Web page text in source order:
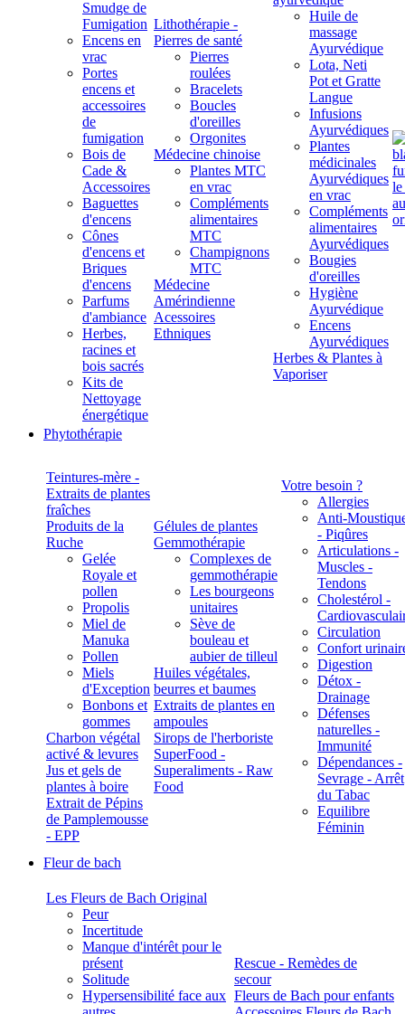
Smudge de
Fumigation
Encens en
vrac
Portes
encens et
accessoires
de
fumigation
Bois de
Cade &
Accessoires
Baguettes
d'encens
Cônes
d'encens et
Briques
d'encens
Parfums
d'ambiance
Herbes,
racines et
bois sacrés
Kits de
Nettoyage
énergétique
Lithothérapie -
Pierres de santé
Pierres
roulées
Bracelets
Boucles
d'oreilles
Orgonites
Médecine chinoise
Plantes MTC
en vrac
Compléments
alimentaires
MTC
Champignons
MTC
Médecine
Amérindienne
Acessoires
Ethniques
Huile de
massage
Ayurvédique
Lota, Neti
Pot et Gratte
Langue
Infusions
Ayurvédiques
Plantes
médicinales
Ayurvédiques
en vrac
Compléments
alimentaires
Ayurvédiques
Bougies
d'oreilles
Hygiène
Ayurvédique
Encens
Ayurvédiques
Herbes & Plantes à
Vaporiser
Phytothérapie
Teintures-mère -
Extraits de plantes
fraîches
Produits de la
Ruche
Gelée
Royale et
pollen
Propolis
Miel de
Manuka
Pollen
Miels
d'Exception
Bonbons et
gommes
Charbon végétal
activé & levures
Jus et gels de
plantes à boire
Extrait de Pépins
de Pamplemousse
- EPP
Gélules de plantes
Gemmothérapie
Complexes de
gemmothérapie
Les bourgeons
unitaires
Sève de
bouleau et
aubier de tilleul
Huiles végétales,
beurres et baumes
Extraits de plantes en
ampoules
Sirops de l'herboriste
SuperFood -
Superaliments - Raw
Food
Votre besoin ?
Allergies
Anti-
- Piqûres
Articulations -
Muscles -
Tendons
Cholestérol -
Circulation
Confort
Digestion
Détox -
Drainage
Défenses
naturelles -
Immunité
Dépendances -
Sevrage - Arrêt
du Tabac
Equilibre
Féminin
Fleur de bach
Les Fleurs de Bach Original
Peur
Incertitude
Manque d'intérêt pour le
présent
Solitude
Hypersensibilité face aux
Rescue - Remèdes de
secour
Fleurs de Bach pour enfants